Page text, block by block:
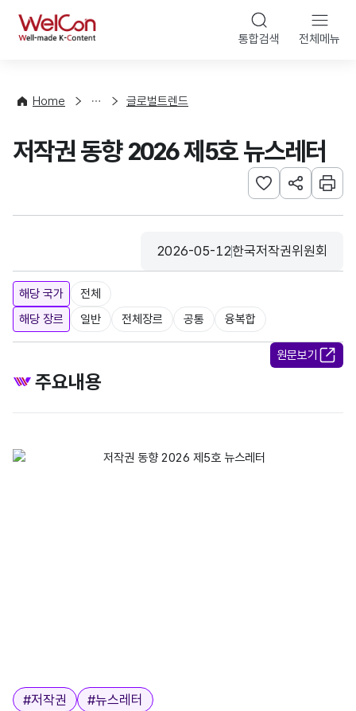
WelCon 통합검색 전체메뉴
Home
향
계
글로벌트렌드
저작권 동향 2026 제5호 뉴스레터
관심사 등록하기
URL 공유하
인쇄
등록일
2026-05-12
수집기관
한국저작권위원회
해당 국가
전체
해당 장르
일반 전체장르 공통 융복합
원문보기
주요내용
태그
#저작권 #뉴스레터